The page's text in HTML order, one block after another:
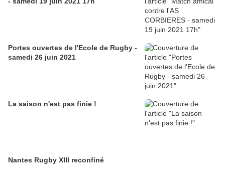
Portes ouvertes de l'Ecole de Rugby -
samedi 26 juin 2021
La saison n'est pas finie !
Nantes Rugby XIII reconfiné